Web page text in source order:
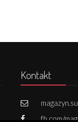
Kontakt
fb.com/